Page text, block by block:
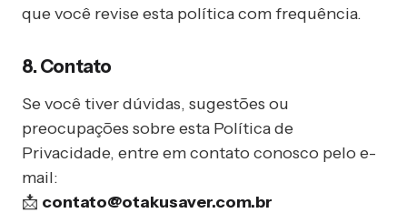
que você revise esta política com frequência.
8. Contato
Se você tiver dúvidas, sugestões ou
preocupações sobre esta Política de
Privacidade, entre em contato conosco pelo e-
mail:
📩 contato@otakusaver.com.br